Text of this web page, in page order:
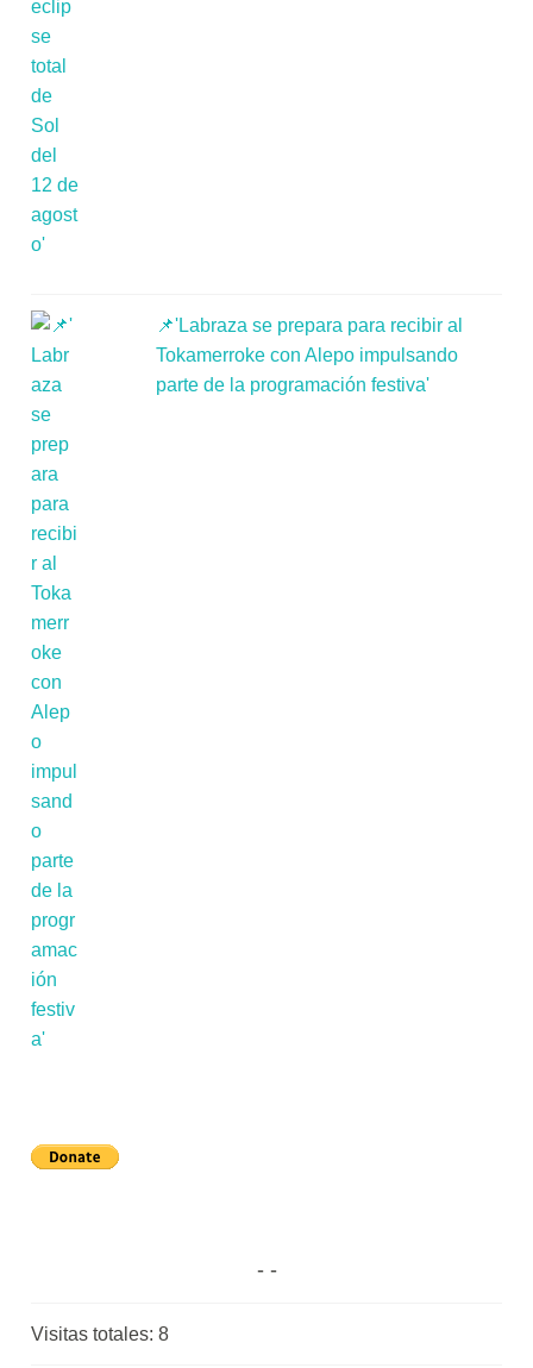
📌'Labraza se prepara para recibir al
Tokamerroke con Alepo impulsando
parte de la programación festiva'
Visitas totales:8